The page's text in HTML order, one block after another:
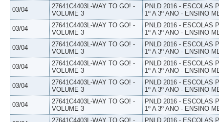
03/04
27641C4403L-WAY TO GO! -
VOLUME 3
PNLD 2016 - ESCOLAS
1º A 3º ANO - ENSINO
03/04
27641C4403L-WAY TO GO! -
VOLUME 3
PNLD 2016 - ESCOLAS
1º A 3º ANO - ENSINO
03/04
27641C4403L-WAY TO GO! -
VOLUME 3
PNLD 2016 - ESCOLAS
1º A 3º ANO - ENSINO
03/04
27641C4403L-WAY TO GO! -
VOLUME 3
PNLD 2016 - ESCOLAS
1º A 3º ANO - ENSINO
03/04
27641C4403L-WAY TO GO! -
VOLUME 3
PNLD 2016 - ESCOLAS
1º A 3º ANO - ENSINO
03/04
27641C4403L-WAY TO GO! -
VOLUME 3
PNLD 2016 - ESCOLAS
1º A 3º ANO - ENSINO
27641C4403L-WAY TO GO! -
PNLD 2016 - ESCOLAS